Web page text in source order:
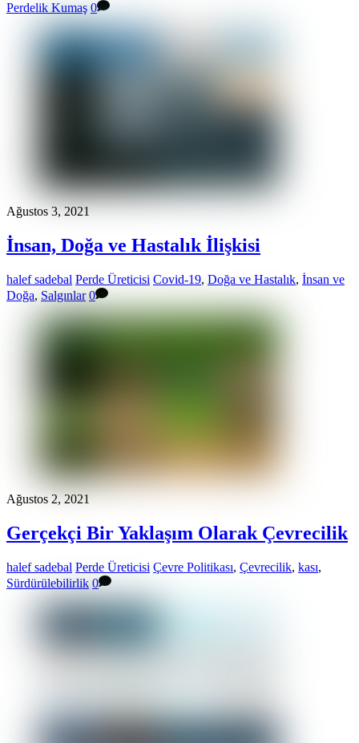
Perdelik Kumaş 0
Ağustos 3, 2021
İnsan, Doğa ve Hastalık İlişkisi
halef sadebal Perde Üreticisi Covid-19, Doğa ve Hastalık, İnsan ve
Doğa, Salgınlar 0
Ağustos 2, 2021
Gerçekçi Bir Yaklaşım Olarak Çevrecilik
halef sadebal Perde Üreticisi Çevre Politikası, Çevrecilik, kası,
Sürdürülebilirlik 0